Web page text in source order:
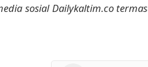
sosial Dailykaltim.co